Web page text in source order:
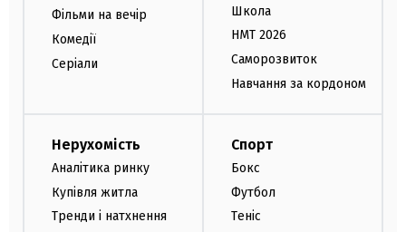
Фільми на вечір
Комедії
Серіали
Школа
НМТ 2026
Саморозвиток
Навчання за кордоном
Нерухомість
Аналітика ринку
Купівля житла
Тренди і натхнення
Спорт
Бокс
Футбол
Теніс